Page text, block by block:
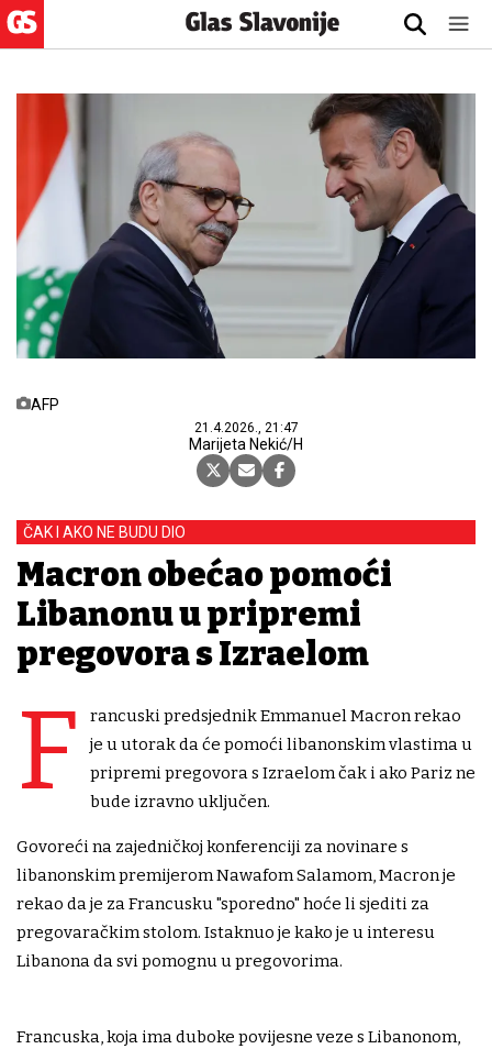
AFP
21.4.2026., 21:47
Marijeta Nekić/H
ČAK I AKO NE BUDU DIO
Macron obećao pomoći
Libanonu u pripremi
pregovora s Izraelom
F
rancuski ​predsjednik Emmanuel Macron rekao
je ⁠u utorak ⁠da će pomoći libanonskim ⁠vlastima u
pripremi ​pregovora s Izraelom ​čak i ako Pariz ne
bude izravno uključen.
Govoreći na zajedničkoj ​konferenciji za novinare s
libanonskim premijerom Nawafom ⁠Salamom, Macron je
rekao da je za ​Francusku "sporedno" hoće li sjediti za
pregovaračkim stolom. Istaknuo je kako je u interesu
Libanona da svi pomognu u pregovorima.
Francuska, koja ima duboke povijesne veze s ‌Libanonom,